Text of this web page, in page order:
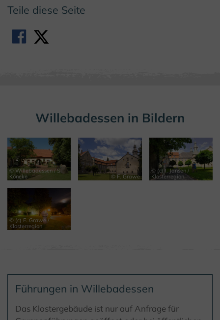
Teile diese Seite
Willebadessen in Bildern
© Willebadessen / S.
Köneke
© F. Grawe
© (c) I. Jansen /
Klosterregion
© (c) F. Grawe /
Klosterregion
Führungen in Willebadessen
Das Klostergebäude ist nur auf Anfrage für